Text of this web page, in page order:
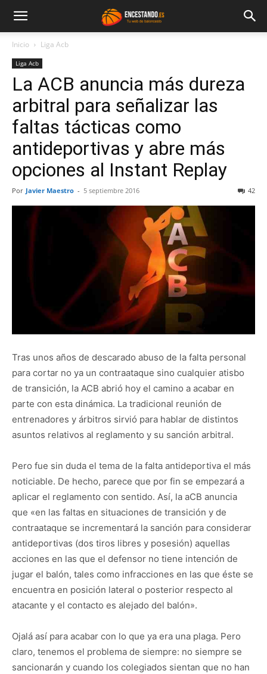
Inicio Liga Acb
Liga Acb
La ACB anuncia más dureza
arbitral para señalizar las
faltas tácticas como
antideportivas y abre más
opciones al Instant Replay
Por Javier Maestro - 5 septiembre 2016 42
Tras unos años de descarado abuso de la falta personal
para cortar no ya un contraataque sino cualquier atisbo
de transición, la ACB abrió hoy el camino a acabar en
parte con esta dinámica. La tradicional reunión de
entrenadores y árbitros sirvió para hablar de distintos
asuntos relativos al reglamento y su sanción arbitral.
Pero fue sin duda el tema de la falta antideportiva el más
noticiable. De hecho, parece que por fin se empezará a
aplicar el reglamento con sentido. Así, la aCB anuncia
que «en las faltas en situaciones de transición y de
contraataque se incrementará la sanción para considerar
antideportivas (dos tiros libres y posesión) aquellas
acciones en las que el defensor no tiene intención de
jugar el balón, tales como infracciones en las que éste se
encuentra en posición lateral o posterior respecto al
atacante y el contacto es alejado del balón».
Ojalá así para acabar con lo que ya era una plaga. Pero
claro, tenemos el problema de siempre: no siempre se
sancionarán y cuando los colegiados sientan que no han